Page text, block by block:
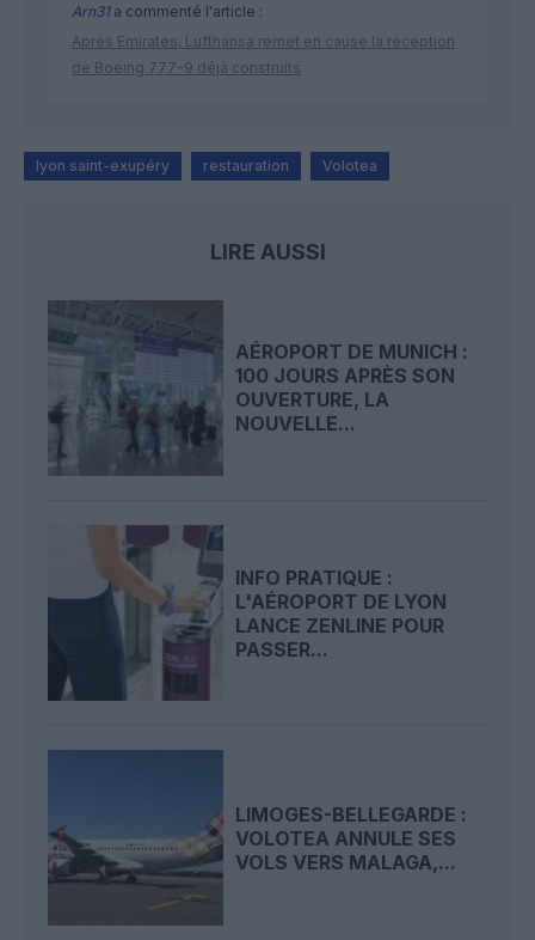
Arn31a commenté l'article :
Après Emirates, Lufthansa remet en cause la réception
de Boeing 777-9 déjà construits
lyon saint-exupéry restauration Volotea
LIRE AUSSI
AÉROPORT DE MUNICH :
100 JOURS APRÈS SON
OUVERTURE, LA
NOUVELLE...
INFO PRATIQUE :
L'AÉROPORT DE LYON
LANCE ZENLINE POUR
PASSER...
LIMOGES-BELLEGARDE :
VOLOTEA ANNULE SES
VOLS VERS MALAGA,...